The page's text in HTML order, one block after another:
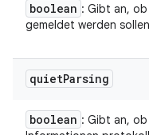
boolean : Gibt an,
gemeldet werden
quietParsing
boolean : Gibt an,